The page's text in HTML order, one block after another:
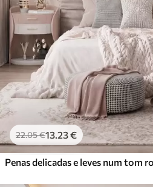
22.05€13.23€